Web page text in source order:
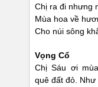
Chị ra đi nhưng
Mùa hoa về
Cho núi sông
Vọng Cổ
Chị Sáu ơi
quê đất đỏ.